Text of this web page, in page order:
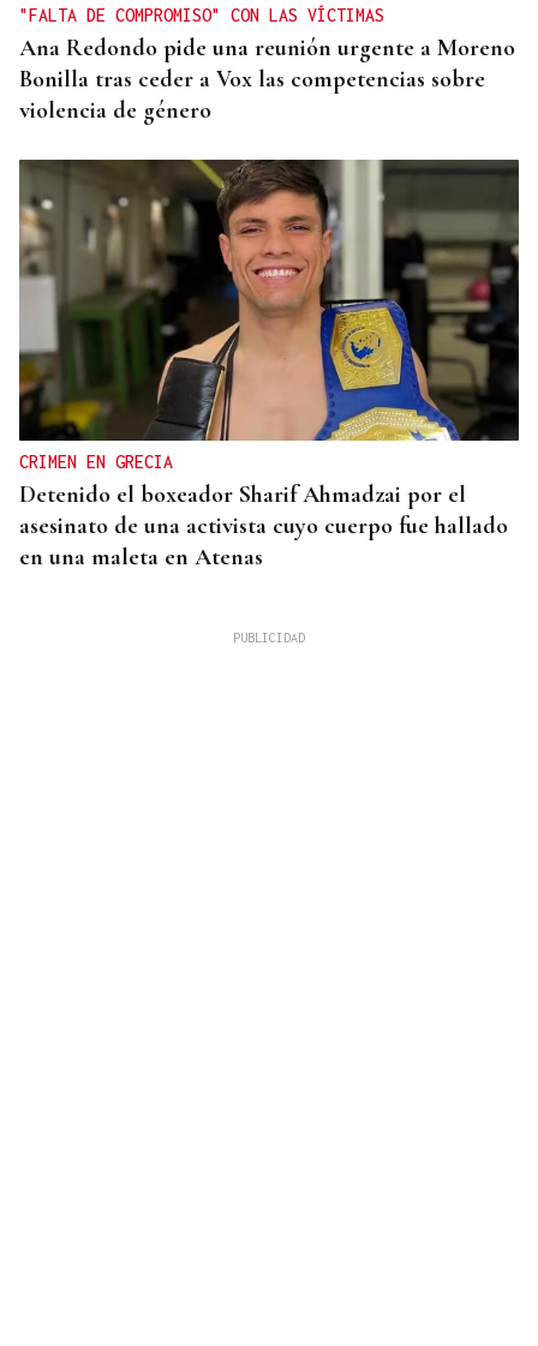
"FALTA DE COMPROMISO" CON LAS VÍCTIMAS
Ana Redondo pide una reunión urgente a Moreno
Bonilla tras ceder a Vox las competencias sobre
violencia de género
CRIMEN EN GRECIA
Detenido el boxeador Sharif Ahmadzai por el
asesinato de una activista cuyo cuerpo fue hallado
en una maleta en Atenas